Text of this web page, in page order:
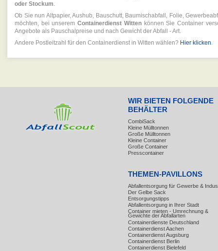
oder Stockum.
Ob Sie nun Altpapier, Aushub, Bauschutt, Baumischabfall, Folie,
möchten, bei unseremContainerdienst Wittenkönnen Sie Container
Angebote als Pauschalpreise und nach Gewicht der Abfall - Art.
Andere Postleitzahl für den Containerdienst in Witten wählen? Hier klicken.
WIR BIETEN FOLGENDE
BEHÄLTER
CombiSack
Kleine Mülltonnen
Große Mülltonnen
Kleine Container
Große Container
Presscontainer
THEMEN-PAVILLONS
Abfallentsorgung für Gewerbe &
Der Gelbe Sack
Entsorgungstipps
Abfallentsorgung in Ihrer Stadt
Container mieten - Umrechnung &
Gewichte der Abfallarten
Containerdienste Deutschland
Containerdienst Aachen
Containerdienst Augsburg
Containerdienst Berlin
Containerdienst Bielefeld